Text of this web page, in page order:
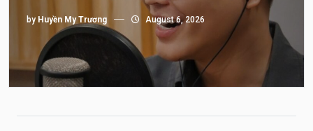
by Huyền My Trương August 6, 2026